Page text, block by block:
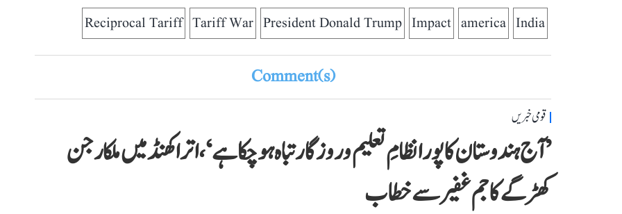
India
america
Impact
President Donald Trump
Tariff War
Reciprocal Tariff
Comment(s)
قومی خبریں
’آج ہندوستان کا پورا نظامِ تعلیم و روزگار تباہ ہو چکا ہے‘، اتراکھنڈ میں ملکارجن
کھڑگے کا جم غفیر سے خطاب